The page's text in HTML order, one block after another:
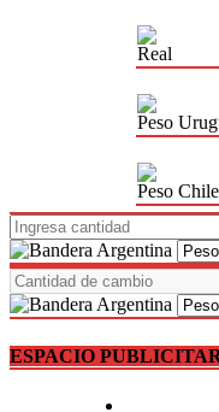
Real
Peso
Peso
ESPACIO